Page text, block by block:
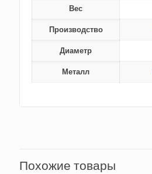
Вес
Производство
Диаметр
Металл
Похожие товары